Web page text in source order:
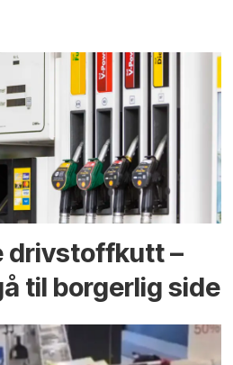
drivstoffkutt –
til borgerlig side